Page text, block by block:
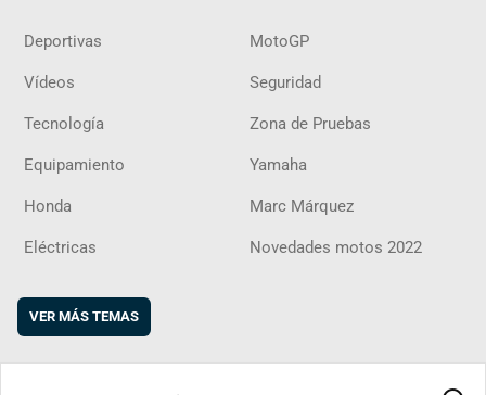
Deportivas MotoGP
Vídeos Seguridad
Tecnología Zona de Pruebas
Equipamiento Yamaha
Honda Marc Márquez
Eléctricas Novedades motos 2022
VER MÁS TEMAS